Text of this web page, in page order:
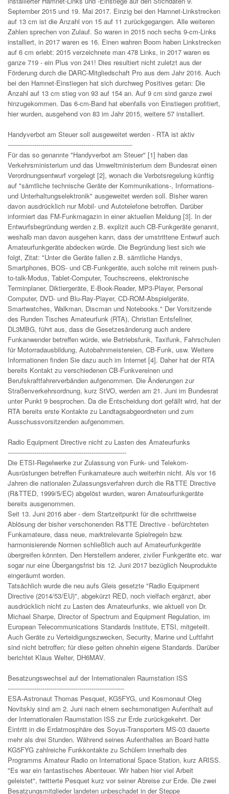
September 2015 und 19. Mai 2017. Einzig bei den Hamnet-Linkstrecken
auf 13 cm ist die Anzahl von 15 auf 11 zurückgegangen. Alle weiteren
Zahlen sprechen von Zulauf. So waren in 2015 noch sechs 9-cm-Links
installiert, in 2017 waren es 16. Einen wahren Boom haben Linkstrecken
auf 6 cm erlebt: 2015 verzeichnete man 478 Links, in 2017 waren es
ganze 719 - ein Plus von 241! Dies resultiert nicht zuletzt aus der
Förderung durch die DARC-Mitgliedschaft Pro aus dem Jahr 2016. Auch
bei den Hamnet-Einstiegen hat sich durchweg Positives getan: Die
Anzahl auf 13 cm stieg von 93 auf 154 an. Auf 9 cm sind ganze zwei
hinzugekommen. Das 6-cm-Band hat ebenfalls von Einstiegen profitiert,
hier wurden, ausgehend von 83 im Jahr 2015, weitere 57 installiert.
Handyverbot am Steuer soll ausgeweitet werden - RTA ist aktiv
-------------------------------------------------------------
Für das so genannte "Handyverbot am Steuer" [1] haben das
Verkehrsministerium und das Umweltministerium dem Bundesrat einen
Verordnungsentwurf vorgelegt [2], wonach die Verbotsregelung künftig
auf "sämtliche technische Geräte der Kommunikations-, Informations-
und Unterhaltungselektronik" ausgeweitet werden soll. Bisher waren
davon ausdrücklich nur Mobil- und Autotelefone betroffen. Darüber
informiert das FM-Funkmagazin in einer aktuellen Meldung [3]. In der
Entwurfsbegründung werden z.B. explizit auch CB-Funkgeräte genannt,
weshalb man davon ausgehen kann, dass der umstrittene Entwurf auch
Amateurfunkgeräte abdecken würde. Die Begründung liest sich wie
folgt, Zitat: "Unter die Geräte fallen z.B. sämtliche Handys,
Smartphones, BOS- und CB-Funkgeräte, auch solche mit reinem push-
to-talk-Modus, Tablet-Computer, Touchscreens, elektronische
Terminplaner, Diktiergeräte, E-Book-Reader, MP3-Player, Personal
Computer, DVD- und Blu-Ray-Player, CD-ROM-Abspielgeräte,
Smartwatches, Walkman, Discman und Notebooks." Der Vorsitzende
des Runden Tisches Amateurfunk (RTA), Christian Entsfellner,
DL3MBG, führt aus, dass die Gesetzesänderung auch andere
Funkanwender betreffen würde, wie Betriebsfunk, Taxifunk, Fahrschulen
für Motorradausbildung, Autobahnmeistereien, CB-Funk, usw. Weitere
Informationen finden Sie dazu auch im Internet [4]. Daher hat der RTA
bereits Kontakt zu verschiedenen CB-Funkvereinen und
Berufskraftfahrerverbänden aufgenommen. Die Änderungen zur
Straßenverkehrsordnung, kurz StVO, werden am 21. Juni im Bundesrat
unter Punkt 9 besprochen. Da die Entscheidung dort gefällt wird, hat der
RTA bereits erste Kontakte zu Landtagsabgeordneten und zum
Ausschussvorsitzenden aufgenommen.
Radio Equipment Directive nicht zu Lasten des Amateurfunks
----------------------------------------------------------
Die ETSI-Regelwerke zur Zulassung von Funk- und Telekom-
Ausrüstungen betreffen Funkamateure auch weiterhin nicht. Als vor 16
Jahren die nationalen Zulassungsverfahren durch die R&TTE Directive
(R&TTED, 1999/5/EC) abgelöst wurden, waren Amateurfunkgeräte
bereits ausgenommen.
Seit 13. Juni 2016 aber - dem Startzeitpunkt für die schrittweise
Ablösung der bisher verschonenden R&TTE Directive - befürchteten
Funkamateure, dass neue, marktrelevante Spielregeln bzw.
harmonisierende Normen schließlich auch auf Amateurfunkgeräte
übergreifen könnten. Den Herstellern anderer, ziviler Funkgeräte etc. war
sogar nur eine Übergangsfrist bis 12. Juni 2017 bezüglich Neuprodukte
eingeräumt worden.
Tatsächlich wurde die neu aufs Gleis gesetzte "Radio Equipment
Directive (2014/53/EU)", abgekürzt RED, noch vielfach ergänzt, aber
ausdrücklich nicht zu Lasten des Amateurfunks, wie aktuell von Dr.
Michael Sharpe, Director of Spectrum and Equipment Regulation, im
European Telecommunications Standards Institute, ETSI, mitgeteilt.
Auch Geräte zu Verteidigungszwecken, Security, Marine und Luftfahrt
sind nicht betroffen; für diese gelten ohnehin eigene Standards. Darüber
berichtet Klaus Welter, DH6MAV.
Besatzungswechsel auf der Internationalen Raumstation ISS
---------------------------------------------------------
ESA-Astronaut Thomas Pesquet, KG5FYG, und Kosmonaut Oleg
Novitskiy sind am 2. Juni nach einem sechsmonatigen Aufenthalt auf
der Internationalen Raumstation ISS zur Erde zurückgekehrt. Der
Eintritt in die Erdatmosphäre des Soyus-Transporters MS-03 dauerte
mehr als drei Stunden. Während seines Aufenthaltes an Board hatte
KG5FYG zahlreiche Funkkontakte zu Schülern innerhalb des
Programms Amateur Radio on International Space Station, kurz ARISS.
"Es war ein fantastisches Abenteuer. Wir haben hier viel Arbeit
geleistet", twitterte Pesquet kurz vor seiner Abreise zur Erde. Die zwei
Besatzungsmitglieder landeten unbeschadet in der Steppe